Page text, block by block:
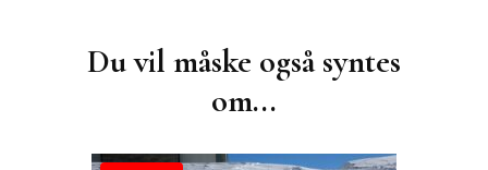
Du vil måske også syntes
om...